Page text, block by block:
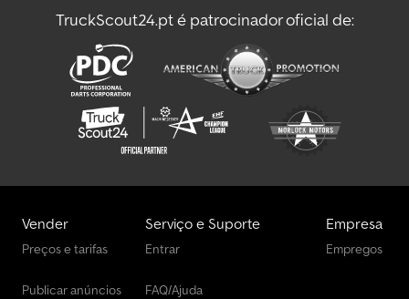
TruckScout24.pt é patrocinador oficial de:
Vender
Preços e tarifas
Publicar anúncios
Serviço e Suporte
Entrar
FAQ/Ajuda
Empresa
Empregos